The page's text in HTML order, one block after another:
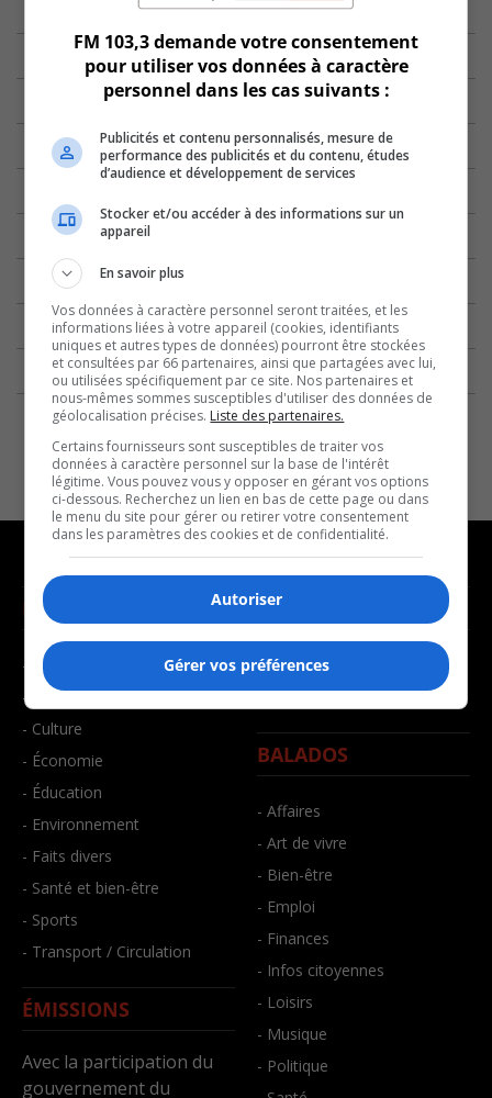
NOUVELLES
- Affaires municipales
- Communauté / Social
- Culture
- Économie
- Éducation
- Environnement
- Faits divers
- Santé et bien-être
- Sports
- Transport / Circulation
ÉMISSIONS
Avec la participation du
gouvernement du
MUSIQUE
- Décompte franco
- Joué récemment
BALADOS
- Affaires
- Art de vivre
- Bien-être
- Emploi
- Finances
- Infos citoyennes
- Loisirs
- Musique
- Politique
FM 103,3 demande votre consentement
pour utiliser vos données à caractère
personnel dans les cas suivants :
Publicités et contenu personnalisés, mesure de
performance des publicités et du contenu, études
d’audience et développement de services
Stocker et/ou accéder à des informations sur un
appareil
En savoir plus
Vos données à caractère personnel seront traitées, et les
informations liées à votre appareil (cookies, identifiants
uniques et autres types de données) pourront être stockées
et consultées par 66 partenaires, ainsi que partagées avec lui,
ou utilisées spécifiquement par ce site. Nos partenaires et
nous-mêmes sommes susceptibles d'utiliser des données de
géolocalisation précises. Liste des partenaires.
Certains fournisseurs sont susceptibles de traiter vos
données à caractère personnel sur la base de l'intérêt
légitime. Vous pouvez vous y opposer en gérant vos options
ci-dessous. Recherchez un lien en bas de cette page ou dans
le menu du site pour gérer ou retirer votre consentement
dans les paramètres des cookies et de confidentialité.
Autoriser
Gérer vos préférences